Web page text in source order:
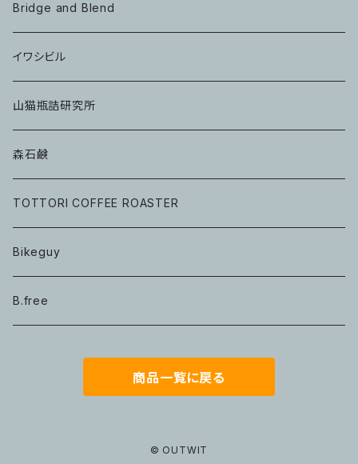
Bridge and Blend
イワシビル
山猫瓶詰研究所
森石鹸
TOTTORI COFFEE ROASTER
Bikeguy
B.free
商品一覧に戻る
© OUTWIT